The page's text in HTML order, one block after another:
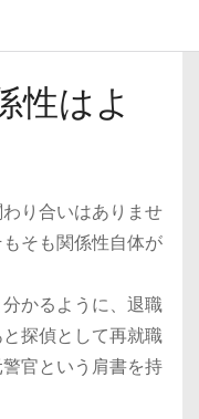
性はよ
り合いはありませ
そも関係性自体が
かるように、退職
探偵として再就職
官という肩書を持